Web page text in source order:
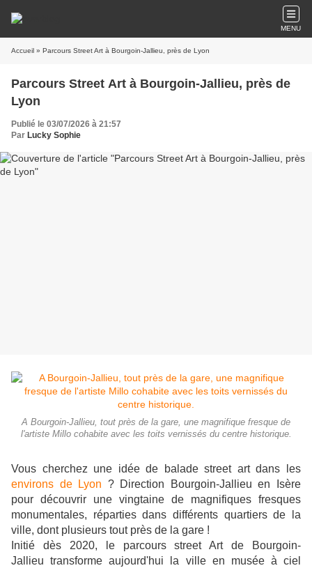
MENU
Accueil » Parcours Street Art à Bourgoin-Jallieu, près de Lyon
Parcours Street Art à Bourgoin-Jallieu, près de
Lyon
Publié le 03/07/2026 à 21:57
Par Lucky Sophie
A Bourgoin-Jallieu, tout près de la gare, une magnifique fresque de
l'artiste Millo cohabite avec les toits vernissés du centre historique.
Vous cherchez une idée de balade street art dans les
environs de Lyon ? Direction Bourgoin-Jallieu en Isère
pour découvrir une vingtaine de magnifiques fresques
monumentales, réparties dans différents quartiers de la
ville, dont plusieurs tout près de la gare !
Initié dès 2020, le parcours street Art de Bourgoin-
Jallieu transforme aujourd'hui la ville en musée à ciel